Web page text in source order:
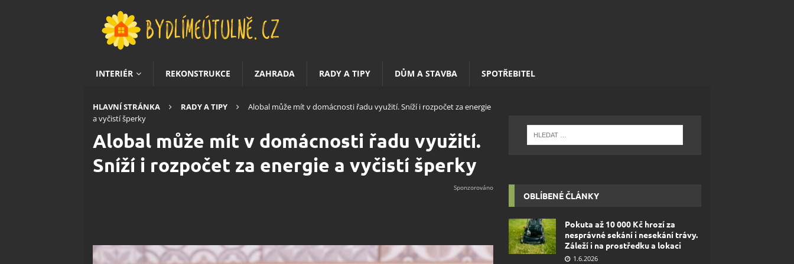
INTERIÉR REKONSTRUKCE ZAHRADA RADY A TIPY DŮM A STAVBA SPOTŘEBITEL
HLAVNÍ STRÁNKA RADY A TIPY
Alobal může mít v domácnosti řadu využití. Sníží i rozpočet za energie
a vyčistí šperky
Alobal může mít v domácnosti řadu využití.
Sníží i rozpočet za energie a vyčistí šperky
OBLÍBENÉ ČLÁNKY
Pokuta až 10 000 Kč hrozí za
nesprávné sekání i nesekání trávy.
Záleží i na prostředku a lokaci
1.6.2026